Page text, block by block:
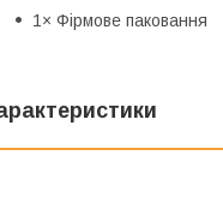
1× Фірмове паковання